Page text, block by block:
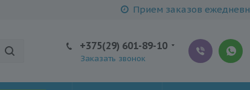
Прием заказов
+375(29) 601-89-10
Заказать звонок